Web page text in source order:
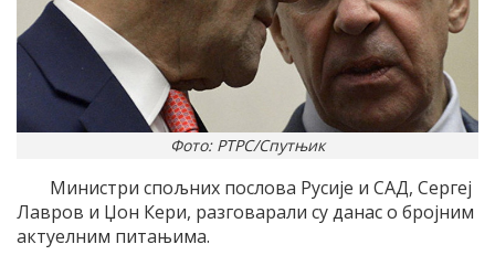
Фото: РТРС/Спутњик
Министри спољних послова Русије и САД, Сергеј
Лавров и Џон Кери, разговарали су данас о бројним
актуелним питањима.